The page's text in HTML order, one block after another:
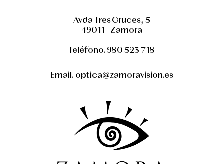
Avda Tres Cruces, 5
49011 - Zamora
Teléfono. 980 523 718
Email. optica@zamoravision.es